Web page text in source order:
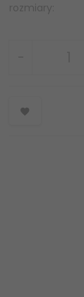
rozmiary: